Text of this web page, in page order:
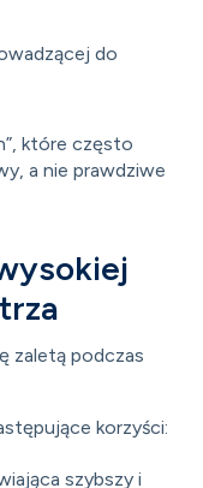
do
które często
a nie prawdziwe
zaletą podczas
korzyści:
szybszy i